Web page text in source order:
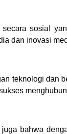
secara sosial
dan inovasi
teknologi dan
bahwa